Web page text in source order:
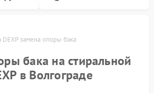
замена опоры бака
бака на стиральной
в Волгограде